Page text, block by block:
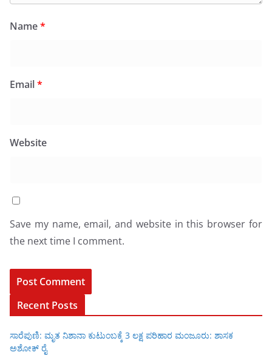
Name*
Email*
Website
Save my name, email, and website in this browser for
the next time I comment.
Recent Posts
ಸಾರೆಪುಣಿ: ಮೃತ ನಿಶಾನಾ ಕುಟುಂಬಕ್ಕೆ 3 ಲಕ್ಷ ಪರಿಹಾರ ಮಂಜೂರು: ಶಾಸಕ
ಅಶೋಕ್ ರೈ